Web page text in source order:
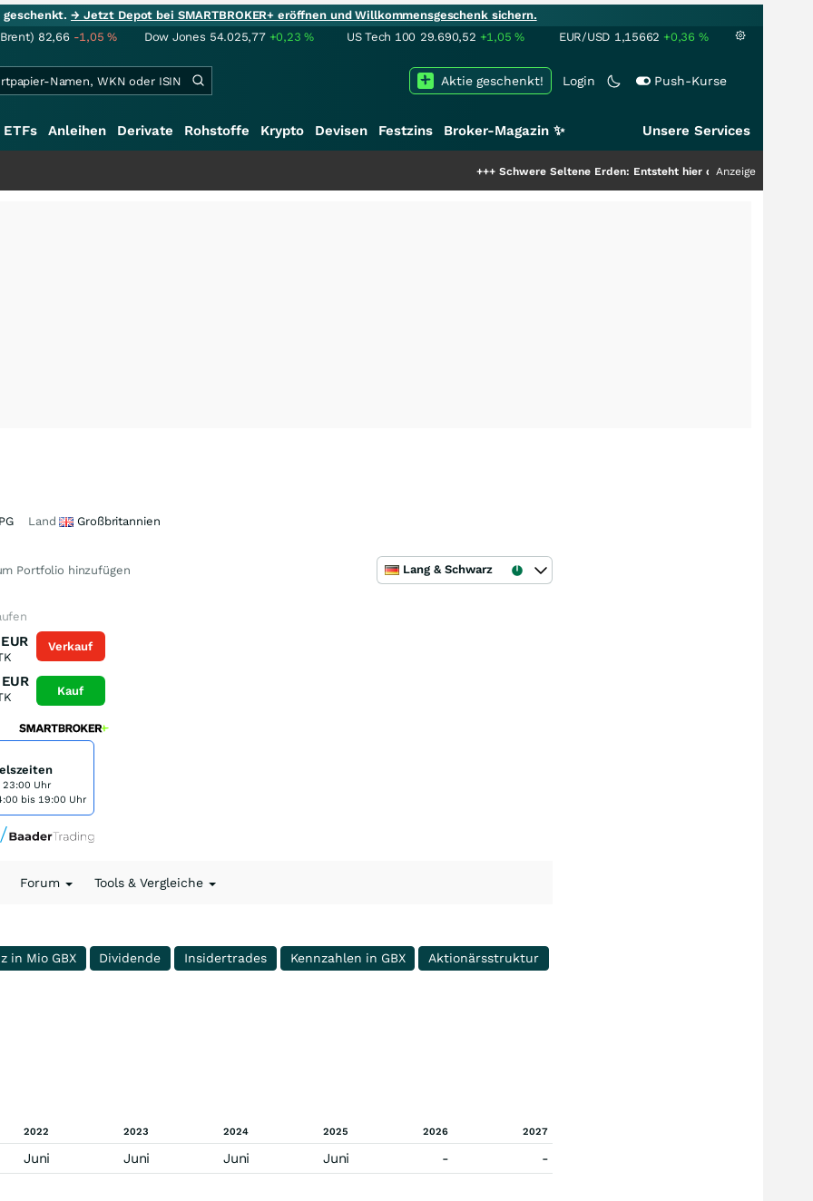
geschenkt.→ Jetzt Depot bei SMARTBROKER+ eröffnen und Willkommensgeschenk sichern.
82,66 -1,05% Dow Jones 54.025,77 +0,23% US Tech 100 29.690,52 +1,05% EUR/USD 1,15662 +0,36 %
Login Push-Kurse
Aktie geschenkt!
ETFs Anleihen Derivate Rohstoffe Krypto Devisen Festzins Broker-Magazin ✨ Unsere Services
Schwere Seltene Erden: Entsteht hier die nächste Milliardenstory?
Anzeige
Land Großbritannien
Portfolio hinzufügen Lang & Schwarz
EUR
EUR
Verkauf
Kauf
Uhr
bis 19:00 Uhr
Forum Tools & Vergleiche
in Mio GBX Dividende Insidertrades Kennzahlen in GBX Aktionärsstruktur
2022 2023 2024 2025 2026 2027
Juni Juni Juni Juni - -